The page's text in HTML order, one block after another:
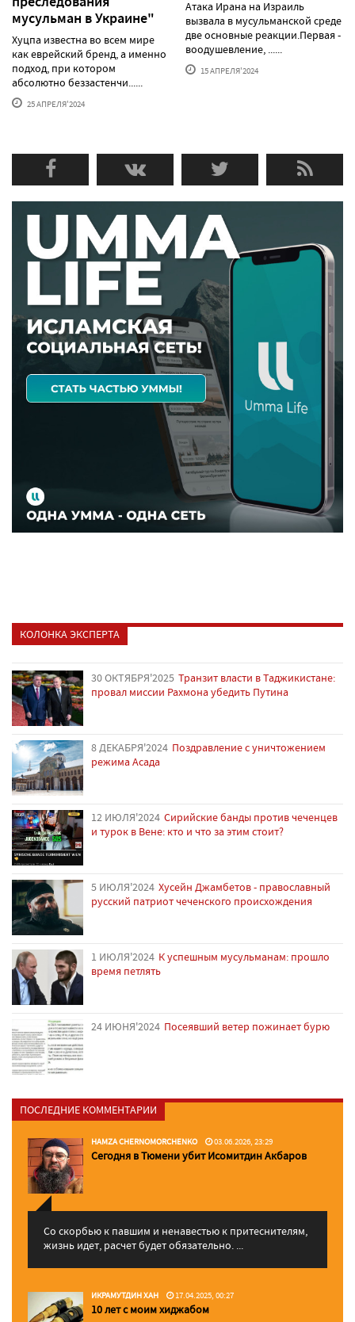
мусульман в Украине"
Хуцпа известна во всем мире
как еврейский бренд, а именно
подход, при котором
абсолютно беззастенчи......
25 АПРЕЛЯ'2024
Атака Ирана на Израиль
вызвала в мусульманской среде
две основные реакции.Первая -
воодушевление, ......
15 АПРЕЛЯ'2024
КОЛОНКА ЭКСПЕРТА
30 ОКТЯБРЯ'2025 Транзит власти в Таджикистане:
провал миссии Рахмона убедить Путина
8 ДЕКАБРЯ'2024 Поздравление с уничтожением
режима Асада
12 ИЮЛЯ'2024 Сирийские банды против чеченцев
и турок в Вене: кто и что за этим стоит?
5 ИЮЛЯ'2024 Хусейн Джамбетов - православный
русский патриот чеченского происхождения
1 ИЮЛЯ'2024 К успешным мусульманам: прошло
время петлять
24 ИЮНЯ'2024 Посеявший ветер пожинает бурю
ПОСЛЕДНИЕ КОММЕНТАРИИ
HAMZA CHERNOMORCHENKO 03.06.2026, 23:29
Сегодня в Тюмени убит Исомитдин Акбаров
Со скорбью к павшим и ненавестью к притеснителям,
жизнь идет, расчет будет обязательно. ...
ИКРАМУТДИН ХАН 17.04.2025, 00:27
10 лет с моим хиджабом